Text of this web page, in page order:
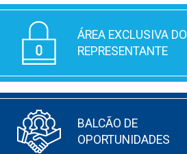
ÁREA EXCLUSIVA DO
REPRESENTANTE
BALCÃO DE
OPORTUNIDADES